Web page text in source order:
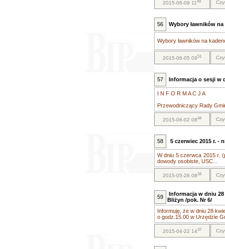
2015-06-09 1149
56 Wybory ławników na
Wybory ławników na
2015-06-05 0951
57 Informacja o sesji w
I N F O R M A C J A
Przewodniczący Rady
2015-06-02 0844
58 5 czerwiec 2015 r. -
W dniu 5 czerwca 2015 r.
dowody osobiste, USC...
2015-05-28 0834
59
Informacja w dniu 28
Bliżyn /pok. Nr 6/
Informuję, że w dniu 28
o godz.15.00 w Urzędzie
2015-04-22 1437